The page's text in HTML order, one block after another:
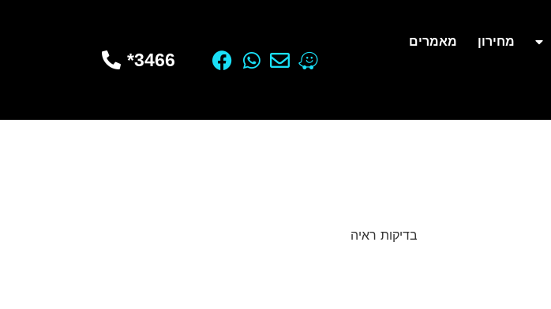
מחירון מאמרים
3466*